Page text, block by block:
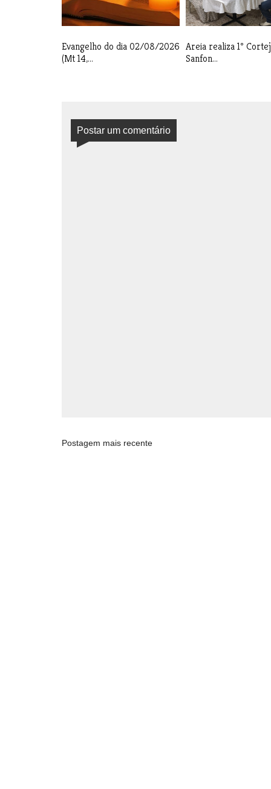
Evangelho do dia 02/08/2026
(Mt 14,...
Areia realiza 1º
Sanfon...
Postar um comentário
Postagem mais recente